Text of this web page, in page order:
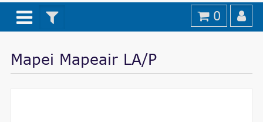
0
Mapei Mapeair LA/P